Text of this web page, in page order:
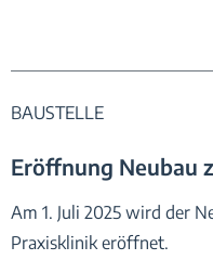
BAUSTELLE
Eröffnung Neubau
Am 1. Juli 2025 wird der
Praxisklinik eröffnet.